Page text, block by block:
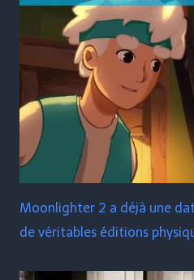
Moonlighter 2 a déjà une
de véritables éditions